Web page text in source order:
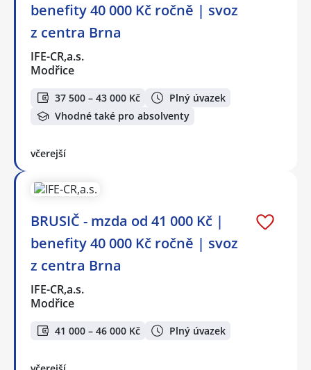
benefity 40 000 Kč ročně | svoz
z centra Brna
IFE-CR,a.s.
Modřice
37 500 – 43 000 Kč
Plný úvazek
Vhodné také pro absolventy
včerejší
BRUSIČ - mzda od 41 000 Kč |
benefity 40 000 Kč ročně | svoz
z centra Brna
IFE-CR,a.s.
Modřice
41 000 – 46 000 Kč Plný úvazek